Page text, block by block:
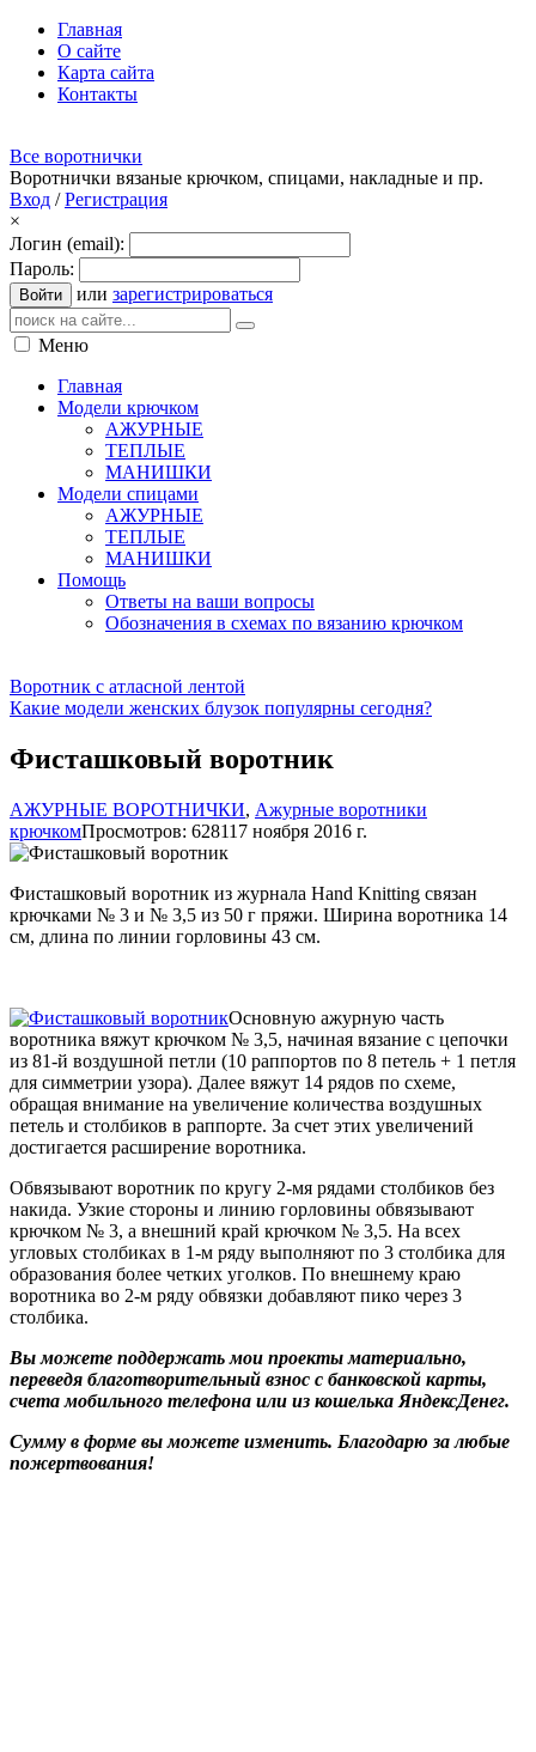
Главная
О сайте
Карта сайта
Контакты
Все воротнички
Воротнички вязаные крючком, спицами, накладные и пр.
Вход /Регистрация
×
Логин (email):
Пароль:
Войти или зарегистрироваться
Меню
Главная
Модели крючком
АЖУРНЫЕ
ТЕПЛЫЕ
МАНИШКИ
Модели спицами
АЖУРНЫЕ
ТЕПЛЫЕ
МАНИШКИ
Помощь
Ответы на ваши вопросы
Обозначения в схемах по вязанию крючком
Воротник с атласной лентой
Какие модели женских блузок популярны сегодня?
Фисташковый воротник
АЖУРНЫЕ ВОРОТНИЧКИ, Ажурные воротники
крючкомПросмотров: 628117 ноября 2016 г.
Фисташковый воротник из журнала Hand Knitting связан
крючками № 3 и № 3,5 из 50 г пряжи. Ширина воротника 14
см, длина по линии горловины 43 см.
Основную ажурную часть
воротника вяжут крючком № 3,5, начиная вязание с цепочки
из 81-й воздушной петли (10 раппортов по 8 петель + 1 петля
для симметрии узора). Далее вяжут 14 рядов по схеме,
обращая внимание на увеличение количества воздушных
петель и столбиков в раппорте. За счет этих увеличений
достигается расширение воротника.
Обвязывают воротник по кругу 2-мя рядами столбиков без
накида. Узкие стороны и линию горловины обвязывают
крючком № 3, а внешний край крючком № 3,5. На всех
угловых столбиках в 1-м ряду выполняют по 3 столбика для
образования более четких уголков. По внешнему краю
воротника во 2-м ряду обвязки добавляют пико через 3
столбика.
Вы можете поддержать мои проекты материально,
переведя благотворительный взнос с банковской карты,
счета мобильного телефона или из кошелька ЯндексДенег.
Сумму в форме вы можете изменить. Благодарю за любые
пожертвования!